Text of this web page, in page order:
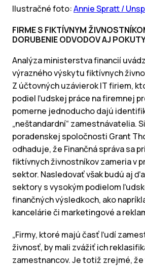
Ilustračné foto:Annie Spratt /
FIRME S FIKTÍVNYM
DORUBENIE ODVODOV AJ
Analýza ministerstva financií
výrazného výskytu fiktívnych
Z účtovných uzávierok IT firiem,
podiel ľudskej práce na firemnej
pomerne jednoducho dajú
„neštandardní“ zamestnávatelia.
poradenskej spoločnosti Grant
odhaduje, že Finančná správa sa
fiktívnych živnostníkov zameria v
sektor. Nasledovať však budú aj
sektory s vysokým podielom
finančných výsledkoch, ako
kancelárie či marketingové a
„Firmy, ktoré majú časť ľudí
živnosť, by mali zvážiť ich
zamestnancov. Je totiž zrejmé, že